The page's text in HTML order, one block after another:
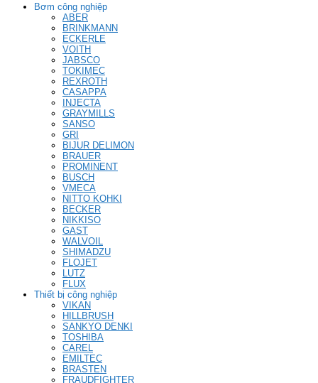
Bơm công nghiệp
ABER
BRINKMANN
ECKERLE
VOITH
JABSCO
TOKIMEC
REXROTH
CASAPPA
INJECTA
GRAYMILLS
SANSO
GRI
BIJUR DELIMON
BRAUER
PROMINENT
BUSCH
VMECA
NITTO KOHKI
BECKER
NIKKISO
GAST
WALVOIL
SHIMADZU
FLOJET
LUTZ
FLUX
Thiết bị công nghiệp
VIKAN
HILLBRUSH
SANKYO DENKI
TOSHIBA
CAREL
EMILTEC
BRASTEN
FRAUDFIGHTER